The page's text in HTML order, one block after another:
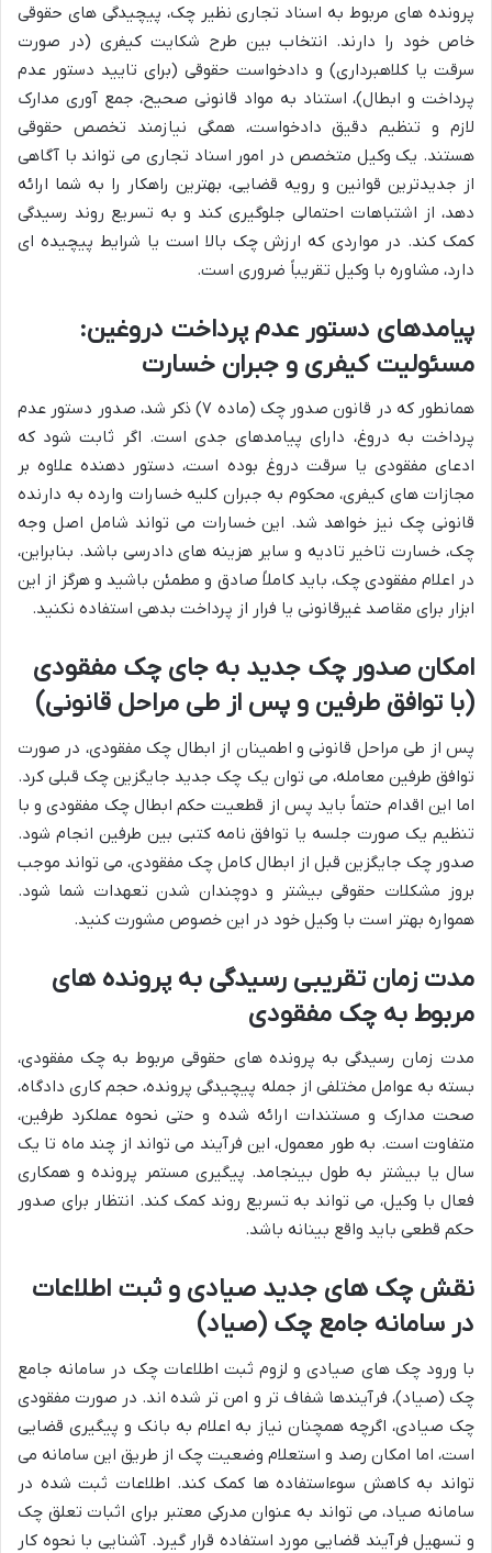
پرونده های مربوط به اسناد تجاری نظیر چک، پیچیدگی های حقوقی
خاص خود را دارند. انتخاب بین طرح شکایت کیفری (در صورت
سرقت یا کلاهبرداری) و دادخواست حقوقی (برای تایید دستور عدم
پرداخت و ابطال)، استناد به مواد قانونی صحیح، جمع آوری مدارک
لازم و تنظیم دقیق دادخواست، همگی نیازمند تخصص حقوقی
هستند. یک وکیل متخصص در امور اسناد تجاری می تواند با آگاهی
از جدیدترین قوانین و رویه قضایی، بهترین راهکار را به شما ارائه
دهد، از اشتباهات احتمالی جلوگیری کند و به تسریع روند رسیدگی
کمک کند. در مواردی که ارزش چک بالا است یا شرایط پیچیده ای
دارد، مشاوره با وکیل تقریباً ضروری است.
پیامدهای دستور عدم پرداخت دروغین:
مسئولیت کیفری و جبران خسارت
همانطور که در قانون صدور چک (ماده ۷) ذکر شد، صدور دستور عدم
پرداخت به دروغ، دارای پیامدهای جدی است. اگر ثابت شود که
ادعای مفقودی یا سرقت دروغ بوده است، دستور دهنده علاوه بر
مجازات های کیفری، محکوم به جبران کلیه خسارات وارده به دارنده
قانونی چک نیز خواهد شد. این خسارات می تواند شامل اصل وجه
چک، خسارت تاخیر تادیه و سایر هزینه های دادرسی باشد. بنابراین،
در اعلام مفقودی چک، باید کاملاً صادق و مطمئن باشید و هرگز از این
ابزار برای مقاصد غیرقانونی یا فرار از پرداخت بدهی استفاده نکنید.
امکان صدور چک جدید به جای چک مفقودی
(با توافق طرفین و پس از طی مراحل قانونی)
پس از طی مراحل قانونی و اطمینان از ابطال چک مفقودی، در صورت
توافق طرفین معامله، می توان یک چک جدید جایگزین چک قبلی کرد.
اما این اقدام حتماً باید پس از قطعیت حکم ابطال چک مفقودی و با
تنظیم یک صورت جلسه یا توافق نامه کتبی بین طرفین انجام شود.
صدور چک جایگزین قبل از ابطال کامل چک مفقودی، می تواند موجب
بروز مشکلات حقوقی بیشتر و دوچندان شدن تعهدات شما شود.
همواره بهتر است با وکیل خود در این خصوص مشورت کنید.
مدت زمان تقریبی رسیدگی به پرونده های
مربوط به چک مفقودی
مدت زمان رسیدگی به پرونده های حقوقی مربوط به چک مفقودی،
بسته به عوامل مختلفی از جمله پیچیدگی پرونده، حجم کاری دادگاه،
صحت مدارک و مستندات ارائه شده و حتی نحوه عملکرد طرفین،
متفاوت است. به طور معمول، این فرآیند می تواند از چند ماه تا یک
سال یا بیشتر به طول بینجامد. پیگیری مستمر پرونده و همکاری
فعال با وکیل، می تواند به تسریع روند کمک کند. انتظار برای صدور
حکم قطعی باید واقع بینانه باشد.
نقش چک های جدید صیادی و ثبت اطلاعات
در سامانه جامع چک (صیاد)
با ورود چک های صیادی و لزوم ثبت اطلاعات چک در سامانه جامع
چک (صیاد)، فرآیندها شفاف تر و امن تر شده اند. در صورت مفقودی
چک صیادی، اگرچه همچنان نیاز به اعلام به بانک و پیگیری قضایی
است، اما امکان رصد و استعلام وضعیت چک از طریق این سامانه می
تواند به کاهش سوءاستفاده ها کمک کند. اطلاعات ثبت شده در
سامانه صیاد، می تواند به عنوان مدرکی معتبر برای اثبات تعلق چک
و تسهیل فرآیند قضایی مورد استفاده قرار گیرد. آشنایی با نحوه کار